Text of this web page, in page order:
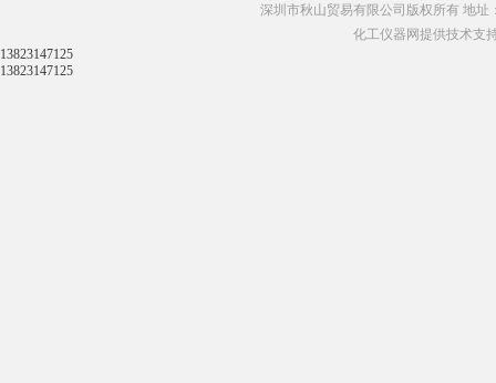
深圳市秋山贸易有限公司版权所有 地址
化工仪器网提供技术支
13823147125
13823147125